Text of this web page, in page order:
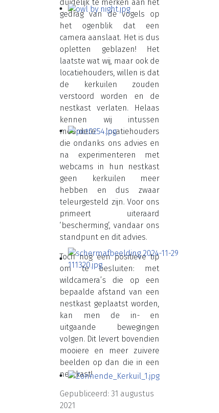
duidelijk te merken aan het
gedrag van de vogels op
het ogenblik dat een
camera aanslaat. Het is dus
opletten geblazen! Het
laatste wat wij, maar ook de
locatiehouders, willen is dat
de kerkuilen zouden
verstoord worden en de
nestkast verlaten. Helaas
kennen wij intussen
meerdere locatiehouders
die ondanks ons advies en
na experimenteren met
webcams in hun nestkast
geen kerkuilen meer
hebben en dus zwaar
teleurgesteld zijn. Voor ons
primeert uiteraard
‘bescherming’, vandaar ons
standpunt en dit advies.
Toch nog een positieve tip
om te besluiten: met
wildcamera’s die op een
bepaalde afstand van een
nestkast geplaatst worden,
kan men de in- en
uitgaande bewegingen
volgen. Dit levert bovendien
mooiere en meer zuivere
beelden op dan die in een
nestkast!
Gepubliceerd: 31 augustus
2021